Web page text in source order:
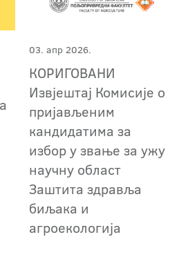
03. апр 2026.
КОРИГОВАНИ
Извјештај Комисије о
пријављеним
кандидатима за
избор у звање за ужу
научну област
Заштита здравља
биљака и
агроекологија